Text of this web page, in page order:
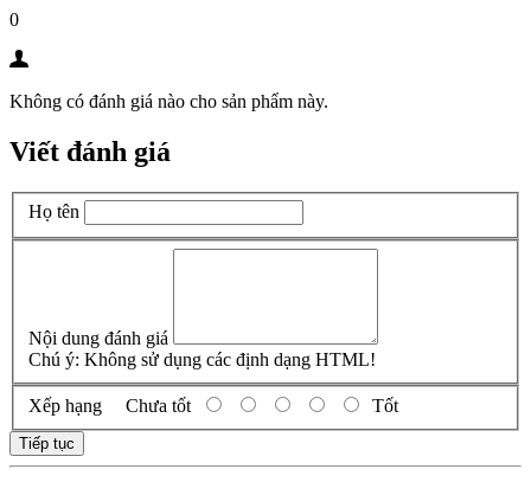
0
Không có đánh giá nào cho sản phẩm này.
Viết đánh giá
Họ tên
Nội dung đánh giá
Chú ý: Không sử dụng các định dạng HTML!
Xếp hạng Chưa tốt Tốt
Tiếp tục